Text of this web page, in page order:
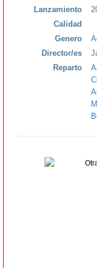
Lanzamiento
Calidad
Genero
Director/es
Reparto